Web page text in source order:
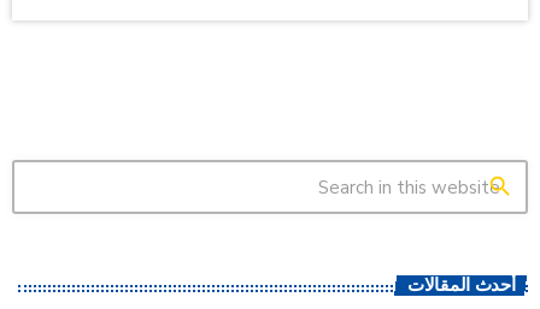
search
أحدث المقالات